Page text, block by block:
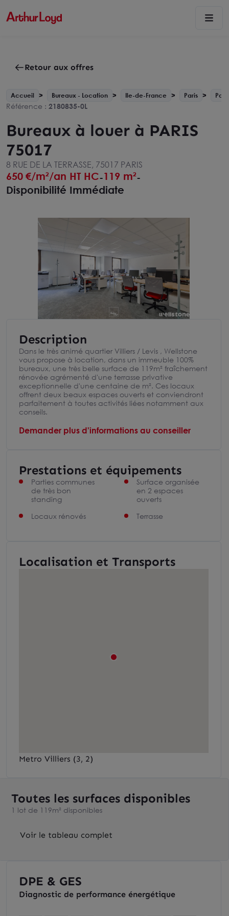
Retour aux offres
Accueil Bureaux - Location Ile-de-France Paris
Référence : 2180835-0L
Bureaux à louer à PARIS
75017
8 RUE DE LA TERRASSE, 75017 PARIS
650 €/m²/an HT HC-119 m²-
Disponibilité Immédiate
Description
Dans le très animé quartier Villiers / Levis , Wellstone
vous propose à location, dans un immeuble 100%
bureaux, une très belle surface de 119m² fraîchement
rénovée agrémenté d'une terrasse privative
exceptionnelle d'une centaine de m². Ces locaux
offrent deux beaux espaces ouverts et conviendront
parfaitement à toutes activités liées notamment aux
conseils.
Demander plus d'informations au conseiller
Prestations et équipements
Parties communes
de très bon
standing
Locaux rénovés
Surface organisée
en 2 espaces
ouverts
Terrasse
Localisation et Transports
Metro Villiers (3, 2)
Toutes les surfaces disponibles
1 lot de 119m² disponibles
Voir le tableau complet
DPE & GES
Diagnostic de performance énergétique